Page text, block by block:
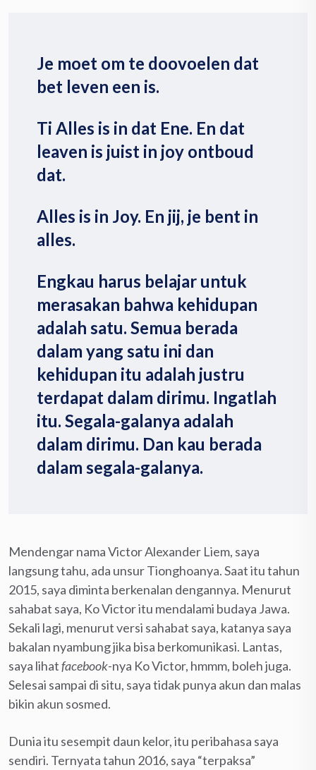
Je moet om te doovoelen dat
bet leven een is.
Ti Alles is in dat Ene. En dat
leaven is juist in joy ontboud
dat.
Alles is in Joy. En jij, je bent in
alles.
Engkau harus belajar untuk
merasakan bahwa kehidupan
adalah satu. Semua berada
dalam yang satu ini dan
kehidupan itu adalah justru
terdapat dalam dirimu. Ingatlah
itu. Segala-galanya adalah
dalam dirimu. Dan kau berada
dalam segala-galanya.
Mendengar nama Victor Alexander Liem, saya
langsung tahu, ada unsur Tionghoanya. Saat itu tahun
2015, saya diminta berkenalan dengannya. Menurut
sahabat saya, Ko Victor itu mendalami budaya Jawa.
Sekali lagi, menurut versi sahabat saya, katanya saya
bakalan nyambung jika bisa berkomunikasi. Lantas,
saya lihatfacebook-nya Ko Victor, hmmm, boleh juga.
Selesai sampai di situ, saya tidak punya akun dan malas
bikin akun sosmed.
Dunia itu sesempit daun kelor, itu peribahasa saya
sendiri. Ternyata tahun 2016, saya “terpaksa”